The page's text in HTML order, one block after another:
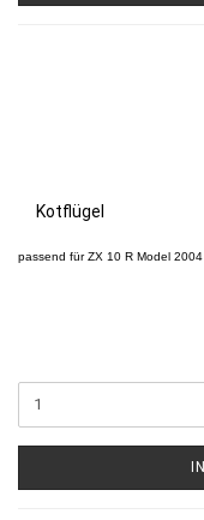
Kotflügel
passend fürZX 10 R Model